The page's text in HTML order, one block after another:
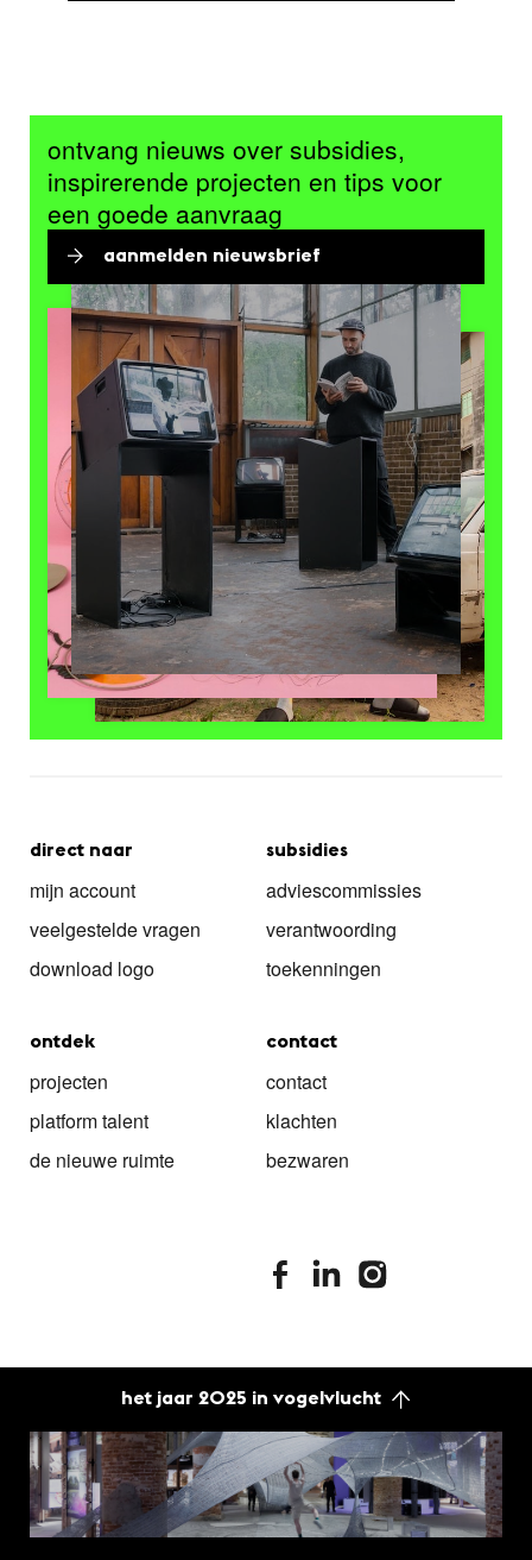
ontvang nieuws over subsidies,
inspirerende projecten en tips voor
een goede aanvraag
aanmelden nieuwsbrief
direct naar
mijn account
veelgestelde vragen
download logo
subsidies
adviescommissies
verantwoording
toekenningen
ontdek
projecten
platform talent
de nieuwe ruimte
contact
contact
klachten
bezwaren
stimuleringsfonds facebook
stimuleringsfonds linkedin
stimuleringsfonds
het jaar 2025 in vogelvlucht